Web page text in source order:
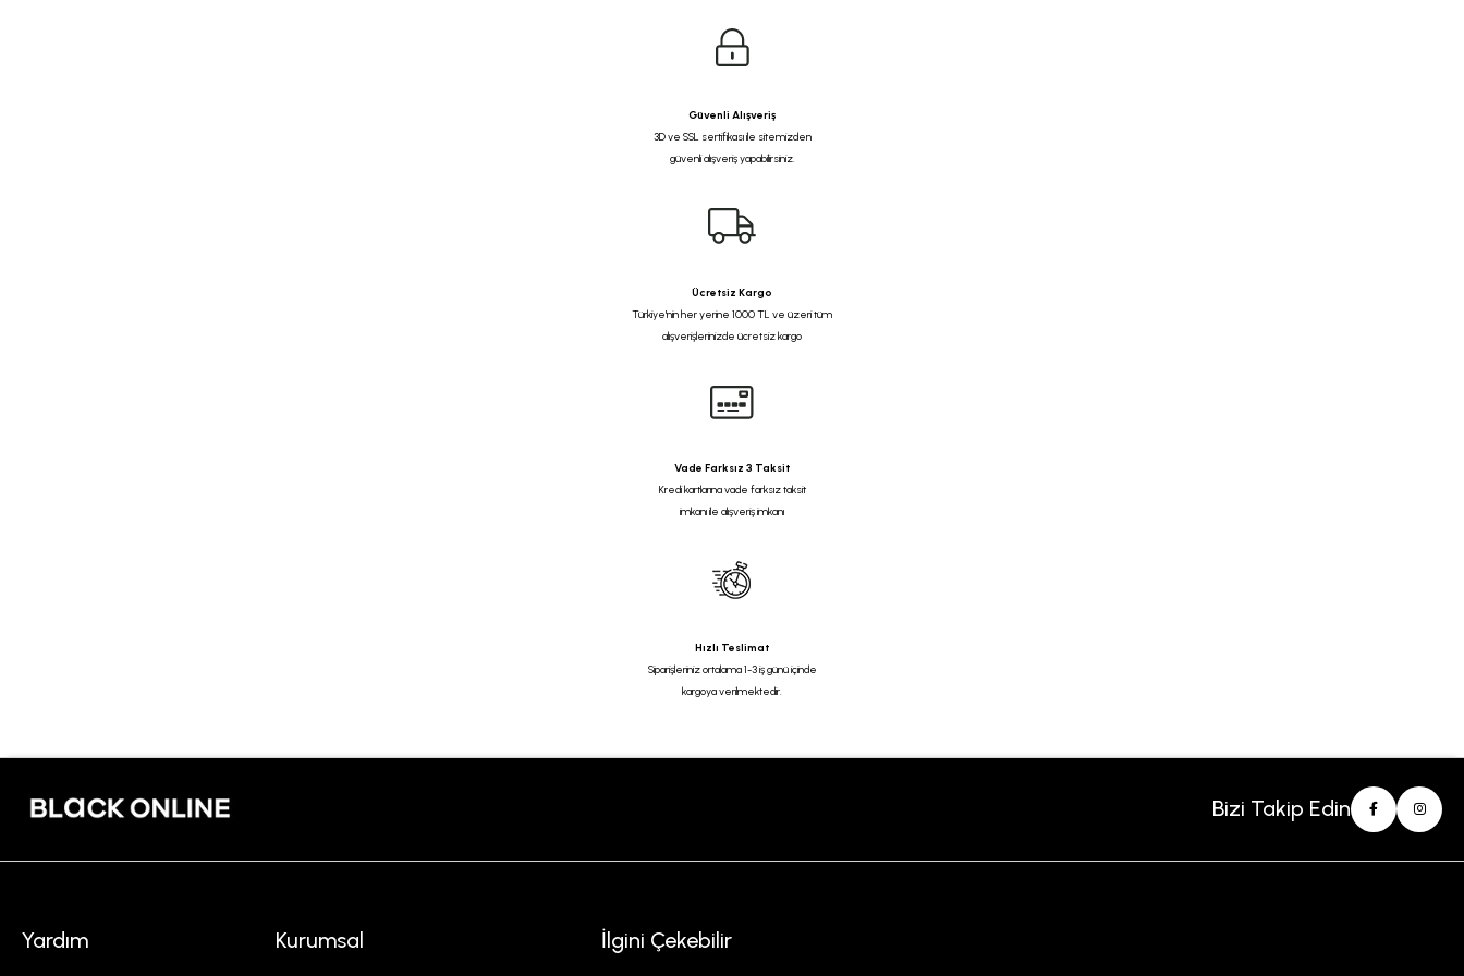
Güvenli Alışveriş
3D ve SSL sertifikası ile sitemizden
güvenli alışveriş yapabilirsiniz.
Ücretsiz Kargo
Türkiye'nin her yerine 1000 TL ve üzeri tüm
alışverişlerinizde ücretsiz kargo
Vade Farksız 3 Taksit
Kredi kartlarına vade farksız taksit
imkanı ile alışveriş imkanı
Hızlı Teslimat
Siparişleriniz ortalama 1-3 iş günü içinde
kargoya verilmektedir.
Bizi Takip Edin
Yardım Kurumsal İlgini Çekebilir